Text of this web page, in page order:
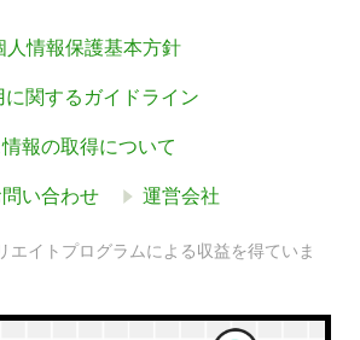
人情報保護基本方針
関するガイドライン
報の取得について
い合わせ 運営会社
エイトプログラムによる収益を得ていま